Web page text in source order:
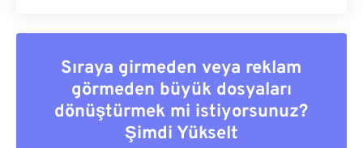
Sıraya girmeden veya reklam
görmeden büyük dosyaları
dönüştürmek mi istiyorsunuz?
Şimdi Yükselt